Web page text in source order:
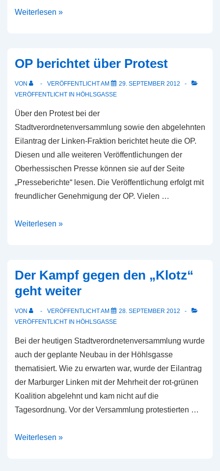
Vom
von
der
Stadt
im
Weiterlesen »
OP berichtet über Protest
VON VERÖFFENTLICHT AM
29. SEPTEMBER 2012
VERÖFFENTLICHT IN HÖHLSGASSE
Über den Protest bei der
Stadtverordnetenversammlung sowie den abgelehnten
Eilantrag der Linken-Fraktion berichtet heute die OP.
Diesen und alle weiteren Veröffentlichungen der
Oberhessischen Presse können sie auf der Seite
„Presseberichte“ lesen. Die Veröffentlichung erfolgt mit
freundlicher Genehmigung der OP. Vielen …
OP
Weiterlesen »
Der Kampf gegen den „Klotz“
geht weiter
VON VERÖFFENTLICHT AM
28. SEPTEMBER 2012
VERÖFFENTLICHT IN HÖHLSGASSE
Bei der heutigen Stadtverordnetenversammlung wurde
auch der geplante Neubau in der Höhlsgasse
thematisiert. Wie zu erwarten war, wurde der Eilantrag
der Marburger Linken mit der Mehrheit der rot-grünen
Koalition abgelehnt und kam nicht auf die
Tagesordnung. Vor der Versammlung protestierten …
Der
Weiterlesen »